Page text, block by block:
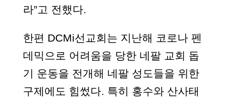
라”고 전했다.
한편 DCMi선교회는 지난해 코로나 펜
데믹으로 어려움을 당한 네팔 교회 돕
기 운동을 전개해 네팔 성도들을 위한
구제에도 힘썼다. 특히 홍수와 산사태